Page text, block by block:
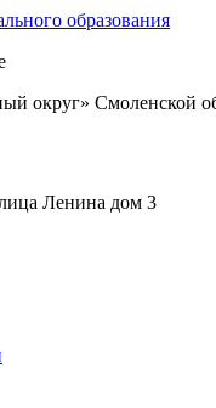
округ» Смоленской
Ленина дом 3